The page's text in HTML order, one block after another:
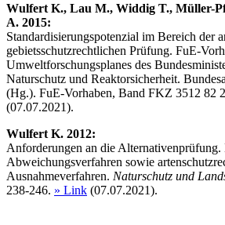
Wulfert K., Lau M., Widdig T., Müller-
A. 2015:
Standardisierungspotenzial im Bereich der
gebietsschutzrechtlichen Prüfung. FuE-
Umweltforschungsplanes des
Naturschutz und Reaktorsicherheit.
(Hg.). FuE-Vorhaben, Band FKZ 3512 82
(07.07.2021).
Wulfert K. 2012:
Anforderungen an die Alternativenprüfung.
Abweichungsverfahren sowie
Ausnahmeverfahren. Naturschutz und
238-246. » Link (07.07.2021).